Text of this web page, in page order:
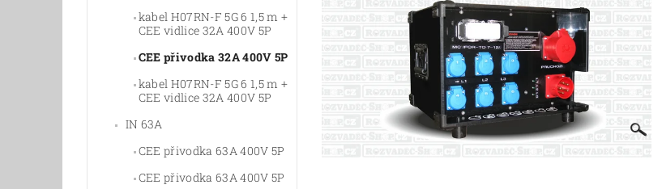
kabel H07RN-F 5G 6 1,5 m +
CEE vidlice 32A 400V 5P
CEE přivodka 32A 400V 5P
kabel H07RN-F 5G 6 1,5 m +
CEE vidlice 32A 400V 5P
IN 63A
CEE přivodka 63A 400V 5P
CEE přivodka 63A 400V 5P